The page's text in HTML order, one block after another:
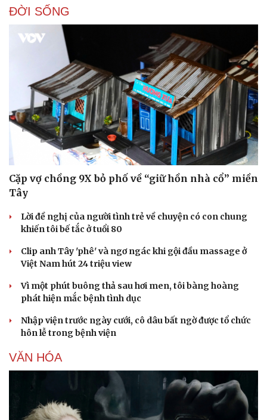
ĐỜI SỐNG
Cặp vợ chồng 9X bỏ phố về “giữ hồn nhà cổ” miền
Tây
Lời đề nghị của người tình trẻ về chuyện có con chung
khiến tôi bế tắc ở tuổi 80
Clip anh Tây 'phê' và ngơ ngác khi gội đầu massage ở
Việt Nam hút 24 triệu view
Vì một phút buông thả sau hơi men, tôi bàng hoàng
phát hiện mắc bệnh tình dục
Nhập viện trước ngày cưới, cô dâu bất ngờ được tổ chức
hôn lễ trong bệnh viện
VĂN HÓA